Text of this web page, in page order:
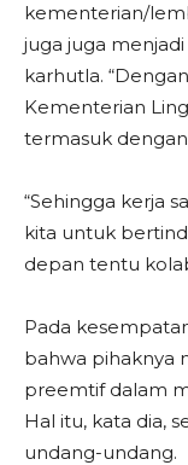
kementerian/
juga juga
karhutla.
Kementerian
termasuk dengan
“Sehingga kerja
kita untuk
depan tentu
Pada
bahwa pihaknya
preemtif dalam
Hal itu, kata dia,
undang-undang.